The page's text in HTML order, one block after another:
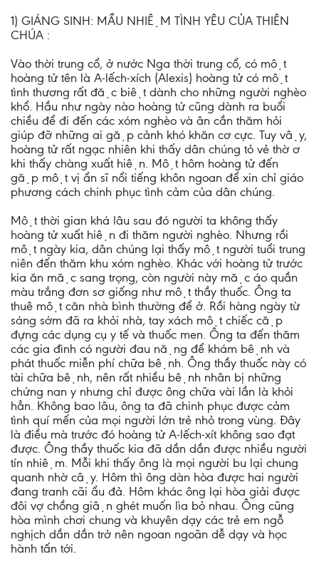
1) GIÁNG SINH: MẦU NHIỆM TÌNH YÊU CỦA THIÊN
CHÚA :
Vào thời trung cổ, ở nước Nga thời trung cổ, có một
hoàng tử tên là A-lếch-xích (Alexis) hoàng tử có một
tình thương rất đặc biệt dành cho những người nghèo
khổ. Hầu như ngày nào hoàng tử cũng dành ra buổi
chiều để đi đến các xóm nghèo và ân cần thăm hỏi
giúp đỡ những ai gặp cảnh khó khăn cơ cực. Tuy vậy,
hoàng tử rất ngạc nhiên khi thấy dân chúng tỏ vẻ thờ ơ
khi thấy chàng xuất hiện. Một hôm hoàng tử đến
gặp một vị ẩn sĩ nổi tiếng khôn ngoan để xin chỉ giáo
phương cách chinh phục tình cảm của dân chúng.
Một thời gian khá lâu sau đó người ta không thấy
hoàng tử xuất hiện đi thăm người nghèo. Nhưng rồi
một ngày kia, dân chúng lại thấy một người tuổi trung
niên đến thăm khu xóm nghèo. Khác với hoàng tử trước
kia ăn mặc sang trọng, còn người này mặc áo quần
màu trắng đơn sơ giống như một thầy thuốc. Ông ta
thuê một căn nhà bình thường để ở. Rồi hàng ngày từ
sáng sớm đã ra khỏi nhà, tay xách một chiếc cặp
đựng các dụng cụ y tế và thuốc men. Ông ta đến thăm
các gia đình có người đau nặng để khám bệnh và
phát thuốc miễn phí chữa bệnh. Ông thầy thuốc này có
tài chữa bệnh, nên rất nhiều bệnh nhân bị những
chứng nan y nhưng chỉ được ông chữa vài lần là khỏi
hẳn. Không bao lâu, ông ta đã chinh phục được cảm
tình quí mến của mọi người lớn trẻ nhỏ trong vùng. Đây
là điều mà trước đó hoàng tử A-lếch-xít không sao đạt
được. Ông thầy thuốc kia đã dần dần được nhiều người
tín nhiệm. Mỗi khi thấy ông là mọi người bu lại chung
quanh nhờ cậy. Hôm thì ông dàn hòa được hai người
đang tranh cãi ẩu đả. Hôm khác ông lại hòa giải được
đôi vợ chồng giận ghét muốn lìa bỏ nhau. Ông cũng
hòa mình chơi chung và khuyên dạy các trẻ em ngỗ
nghịch dần dần trở nên ngoan ngoãn dễ dạy và học
hành tấn tới.